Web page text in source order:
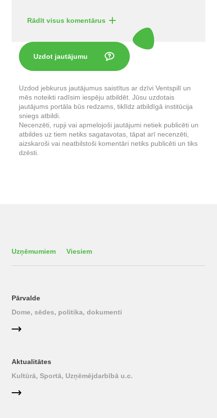
Rādīt visus komentārus
Uzdot jautājumu
Uzdod jebkurus jautājumus saistītus ar dzīvi Ventspilī un
mēs noteikti radīsim iespēju atbildēt. Jūsu uzdotais
jautājums portāla būs redzams, tiklīdz atbildīgā institūcija
sniegs atbildi.
Necenzēti, rupji vai apmelojoši jautājumi netiek publicēti un
atbildes uz tiem netiks sagatavotas, tāpat arī necenzēti,
aizskaroši vai neatbilstoši komentāri netiks publicēti un tiks
dzēsti.
Uzņēmumiem Viesiem
Pārvalde
Dome, sēdes, politika, dokumenti
Aktualitātes
Kultūrā, Sportā, Uzņēmējdarbībā u.c.